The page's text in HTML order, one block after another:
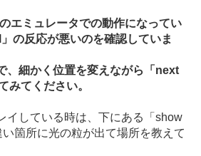
エミュレータでの動作になってい
の反応が悪いのを確認していま
、細かく位置を変えながら「next
みてください。
イしている時は、下にある「show
箇所に光の粒が出て場所を教えて